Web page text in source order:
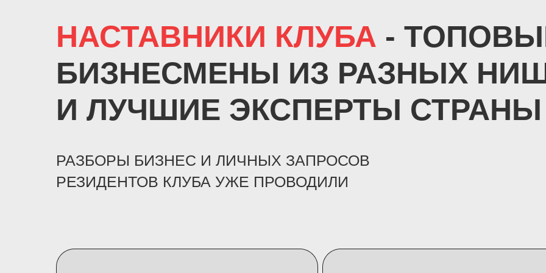
НАСТАВНИКИ КЛУБА -
БИЗНЕСМЕНЫ ИЗ РАЗНЫХ
И ЛУЧШИЕ ЭКСПЕРТЫ СТРАНЫ
РАЗБОРЫ БИЗНЕС И ЛИЧНЫХ ЗАПРОСОВ
РЕЗИДЕНТОВ КЛУБА УЖЕ ПРОВОДИЛИ